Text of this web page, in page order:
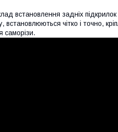
встановлення задніх
встановлюються чітко і точно,
саморізи.